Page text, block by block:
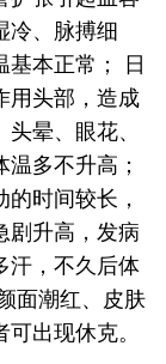
冷、脉搏细
本正常； 日
用头部，造成
晕、眼花、
多不升高；
时间较长，
剧升高，发病
汗，不久后体
面潮红、皮肤
出现休克。